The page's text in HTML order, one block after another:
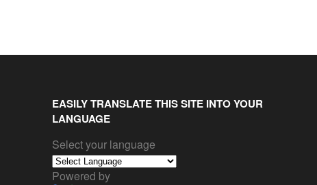
EASILY TRANSLATE THIS SITE INTO YOUR
LANGUAGE
Select your language
Powered by